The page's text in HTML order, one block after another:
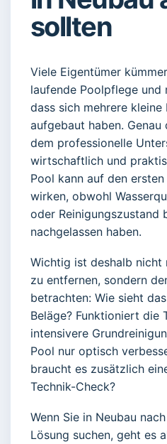
sollten
Viele Eigentümer
laufende Poolpflege und
dass sich mehrere
aufgebaut haben.
dem professionelle
wirtschaftlich und
Pool kann auf den
wirken, obwohl
oder Reinigungszustand
nachgelassen haben.
Wichtig ist deshalb nicht
zu entfernen, sondern
betrachten: Wie sieht
Beläge? Funktioniert die
intensivere
Pool nur optisch
braucht es zusätzlich
Technik-Check?
Wenn Sie in Neubau
Lösung suchen, geht es